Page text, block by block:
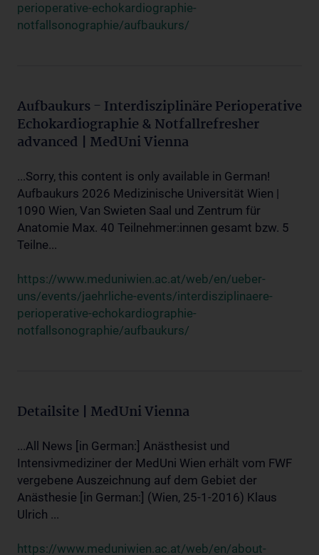
perioperative-echokardiographie-
notfallsonographie/aufbaukurs/
Aufbaukurs - Interdisziplinäre Perioperative
Echokardiographie & Notfallrefresher
advanced | MedUni Vienna
...Sorry, this content is only available in German!
Aufbaukurs 2026 Medizinische Universität Wien |
1090 Wien, Van Swieten Saal und Zentrum für
Anatomie Max. 40 Teilnehmer:innen gesamt bzw. 5
Teilne...
https://www.meduniwien.ac.at/web/en/ueber-
uns/events/jaehrliche-events/interdisziplinaere-
perioperative-echokardiographie-
notfallsonographie/aufbaukurs/
Detailsite | MedUni Vienna
...All News [in German:] Anästhesist und
Intensivmediziner der MedUni Wien erhält vom FWF
vergebene Auszeichnung auf dem Gebiet der
Anästhesie [in German:] (Wien, 25-1-2016) Klaus
Ulrich ...
https://www.meduniwien.ac.at/web/en/about-